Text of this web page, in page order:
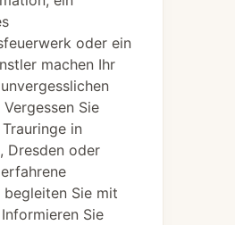
oder ein
machen Ihr
Sie
in
Dresden oder
Sie mit
Sie